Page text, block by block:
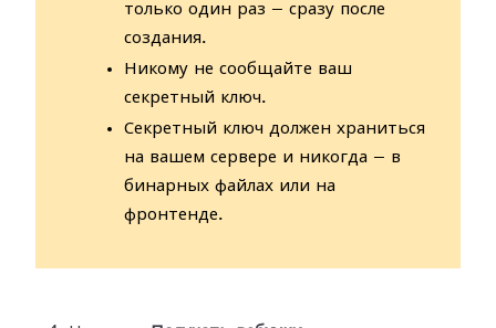
только один раз — сразу после
создания.
Никому не сообщайте ваш
секретный ключ.
Секретный ключ должен храниться
на вашем сервере и никогда — в
бинарных файлах или на
фронтенде.